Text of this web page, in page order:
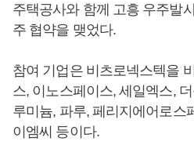
주택공사와 함께 고흥 우주발
주 협약을 맺었다.
참여 기업은 비츠로넥스텍을
스, 이노스페이스, 세일엑스,
루미늄, 파루, 페리지에어로스
이엠씨 등이다.